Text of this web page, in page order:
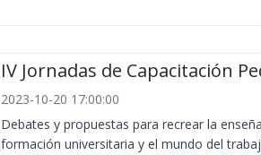
IV Jornadas de Capacitación
2023-10-20 17:00:00
Debates y propuestas para recrear la
formación universitaria y el mundo del